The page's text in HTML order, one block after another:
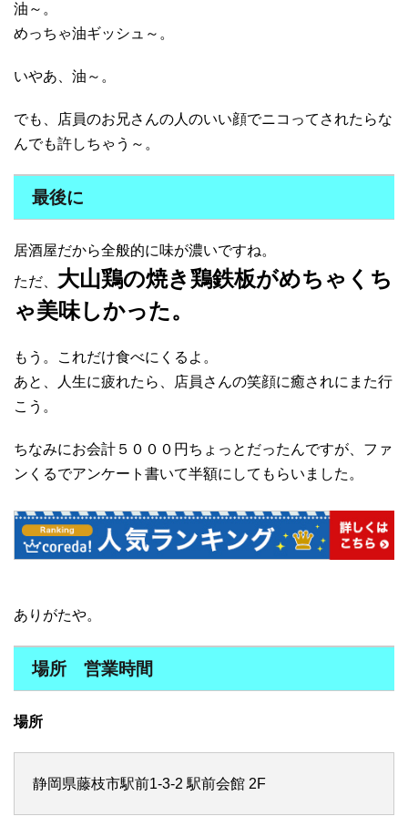
油～。
めっちゃ油ギッシュ～。
いやあ、油～。
でも、店員のお兄さんの人のいい顔でニコってされたらな
んでも許しちゃう～。
最後に
居酒屋だから全般的に味が濃いですね。
ただ、 大山鶏の焼き鶏鉄板がめちゃくち
ゃ美味しかった。
もう。これだけ食べにくるよ。
あと、人生に疲れたら、店員さんの笑顔に癒されにまた行
こう。
ちなみにお会計５０００円ちょっとだったんですが、ファ
ンくるでアンケート書いて半額にしてもらいました。
ありがたや。
場所 営業時間
場所
静岡県藤枝市駅前1-3-2 駅前会館 2F